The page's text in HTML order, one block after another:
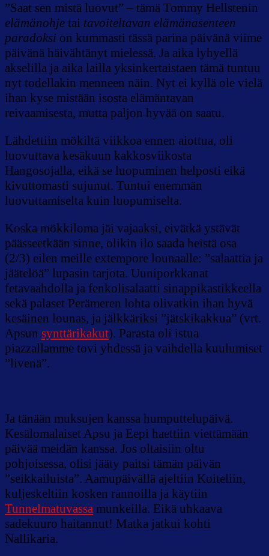
voitoksi?
”Saat sen mistä luovut” – tämä Tommy Hellstenin
elämänohje tai tavoiteltavan elämänasenteen
paradoksi on kummasti tässä parina päivänä viime
päivänä häivähtänyt mielessä. Ja aika lyhyellä
akselilla ja aika lailla yksinkertaistaen tämä tuntuu
nyt todellakin menneen näin. Nyt ei kyllä ole vielä
ihan kyse mistään isosta elämäntavan
reivaamisesta, mutta paljon hyvää on saatu.
Lähdettiin mökiltä viikkoa ennen aiottua, oli
luovuttava kesäkuun kakkosviikosta
Hangosojalla, eikä se luopuminen helposti eikä
kivuttomasti sujunut. Tuntui enemmän
luovuttamiselta kuin luopumiselta.
Koska mökkiloma jäi vajaaksi, eivätkä ystävät
päässeetkään sinne, olikin ilo saada heistä osa
(2/3) eilen meille extempore lounaalle: ”salaattia ja
jäätelöä” lupasin tarjota. Uuniporkkanat
fetavaahdolla ja fenkolisalaatti sinappikastikkeella
sekä palaset Perämeren lohta olivatkin ihan hyvä
kesäinen lounas, ja jälkkäriksi ”jätskikakkua” (vrt.
Apsun synttärikakut). Parasta oli istua
piazzallamme tovi yhdessä ja vaihdella kuulumiset
”livenä”.
Ja tänään muksujen kanssa humputtelupäivä.
Kesälomalaiset Apsu ja Eepi haettiin viettämään
päivää meidän kanssa. Jos oltaisiin oltu
pohjoisessa, olisi jääty paitsi tämän päivän
”seikkailuista”. Aamupäivällä ajeltiin Koiteliin,
kuljeskeltiin kosken rannoilla ja käytiin
Tunnelmatuvassa munkeilla. Eikä uhkaava
sadekuuro haitannut! Matka jatkui kohti
Nallikaria.